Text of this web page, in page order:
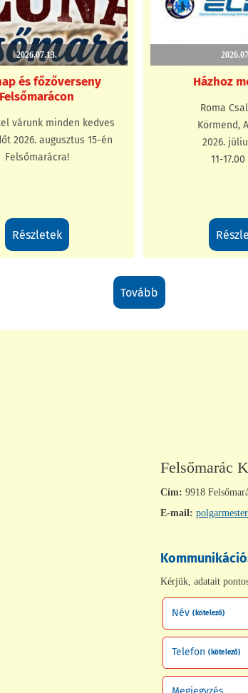
2026.07.13.
és főzőverseny
Felsőmarácon
várunk minden kedves
2026. augusztus 15-én
Felsőmarácra!
részletek
Házhoz
Roma
Körmend,
2026.
11-
tovább
Felsőmarác
Cím: 9918
E-mail:
Kérjük, adatait
Név (kötelező)
Telefon (kötelező)